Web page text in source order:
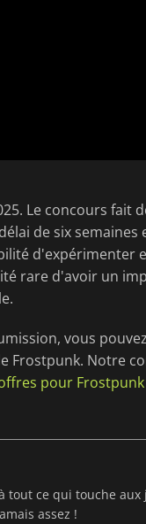
Le concours fait
de six semaines
d'expérimenter
rare d'avoir un
vous
Frostpunk. Notre
pour
tout ce qui touche aux
assez !